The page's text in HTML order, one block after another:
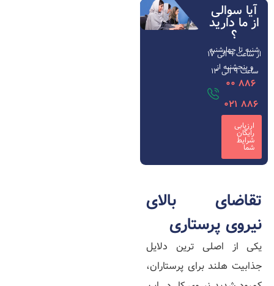
آیا سوالی
از ما دارید
؟
شنبه تا چهارشنبه
از ساعت ۹ الی ۱۷
و پنجشنبه از
ساعت 9 الی 13
886 00
886 021
ارزیابی
رایگان
شرایط
شما
تقاضای بالای
نیروی پرستاری
یکی از اصلی‌ ترین دلایل
جذابیت هلند برای پرستاران،